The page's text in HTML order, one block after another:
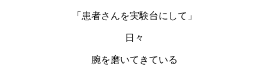
「患者さんを実験台にして」
日々
腕を磨いてきている